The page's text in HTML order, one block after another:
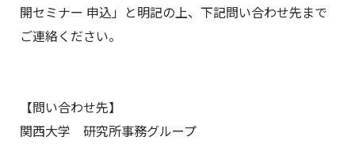
開セミナー 申込」と明記の上、下記問い合わせ先まで
ご連絡ください。
【問い合わせ先】
関西大学 研究所事務グループ